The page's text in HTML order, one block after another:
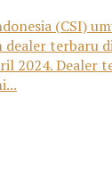
(CSI)
dealer terbaru
2024. Dealer